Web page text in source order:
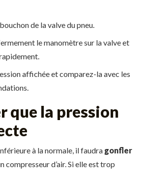
de la valve du pneu.
le manomètre sur la valve et
affichée et comparez-la avec les
que la pression
à la normale, il faudra gonfler
compresseur d’air. Si elle est trop